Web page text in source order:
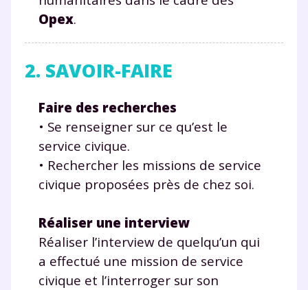
Opex.
2. SAVOIR-FAIRE
Faire des recherches
• Se renseigner sur ce qu’est le
service civique.
• Rechercher les missions de service
civique proposées près de chez soi.
Réaliser une interview
Réaliser l’interview de quelqu’un qui
a effectué une mission de service
civique et l’interroger sur son